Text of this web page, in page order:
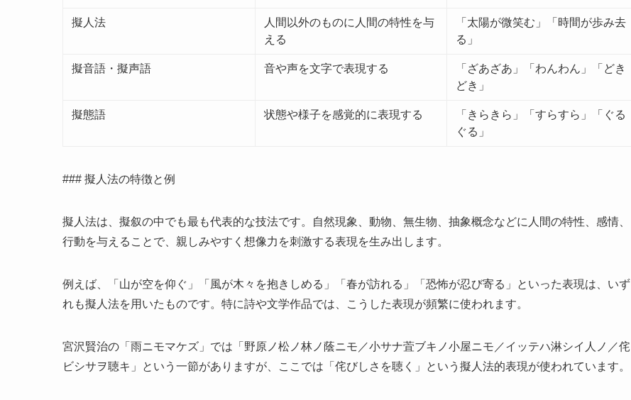
擬人法
人間以外のものに人間の特性を与
える
「太陽が微笑む」「時間が歩み去
る」
擬音語・擬声語 音や声を文字で表現する
「ざあざあ」「わんわん」「どき
どき」
擬態語 状態や様子を感覚的に表現する
「きらきら」「すらすら」「ぐる
ぐる」
### 擬人法の特徴と例
擬人法は、擬叙の中でも最も代表的な技法です。自然現象、動物、無生物、抽象概念などに人間の特性、感情、
行動を与えることで、親しみやすく想像力を刺激する表現を生み出します。
例えば、「山が空を仰ぐ」「風が木々を抱きしめる」「春が訪れる」「恐怖が忍び寄る」といった表現は、いず
れも擬人法を用いたものです。特に詩や文学作品では、こうした表現が頻繁に使われます。
宮沢賢治の「雨ニモマケズ」では「野原ノ松ノ林ノ蔭ニモ／小サナ萓ブキノ小屋ニモ／イッテハ淋シイ人ノ／侘
ビシサヲ聴キ」という一節がありますが、ここでは「侘びしさを聴く」という擬人法的表現が使われています。